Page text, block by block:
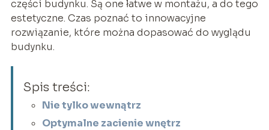
części budynku. Są one łatwe w montażu, a do tego
estetyczne. Czas poznać to innowacyjne
rozwiązanie, które można dopasować do wyglądu
budynku.
Spis treści:
Nie tylko wewnątrz
Optymalne zacienie wnętrz